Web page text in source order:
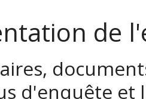
de
d'enquête et